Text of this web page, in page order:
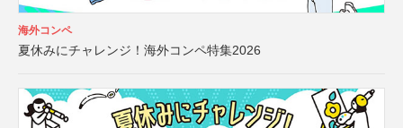
海外コンペ
夏休みにチャレンジ！海外コンペ特集2026